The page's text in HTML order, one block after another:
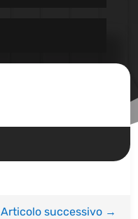
Articolo successivo→